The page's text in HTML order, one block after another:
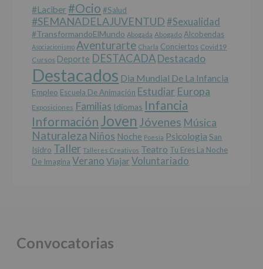
#laciber#Ocio #salud
#SEMANADELAJUVENTUD #sexualidad
#TransformandoElMundo Abogada Abogado Alcobendas
Asociacionismo Aventurarte Charla Conciertos Covid19
Cursos Deporte DESTACADADestacado
Destacados Dia Mundial De La Infancia
Empleo Escuela De Animación Estudiar Europa
Exposiciones Familias Idiomas Infancia
Información Joven Jóvenes Música
Naturaleza Niños Noche Poesía Psicologia San
Isidro Taller Talleres Creativos Teatro Tu Eres La Noche
De Imagina Verano Viajar Voluntariado
Convocatorias